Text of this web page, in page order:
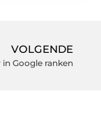
VOLGENDE
in Google ranken